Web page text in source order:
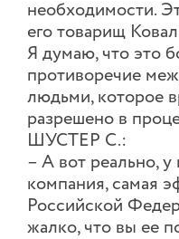
необходимости.
его товарищ
Я думаю, что это
противоречие
людьми, которое
разрешено в
ШУСТЕР С.:
– А вот реально,
компания, самая
Российской
жалко, что вы ее